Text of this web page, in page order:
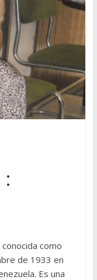
como
de 1933 en
Es una